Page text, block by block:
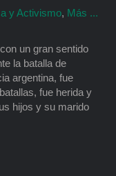
y Activismo, Más ...
un gran sentido
la batalla de
argentina, fue
fue herida y
hijos y su marido